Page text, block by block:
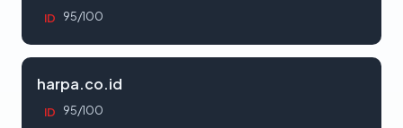
ID 95/100
harpa.co.id
ID 95/100